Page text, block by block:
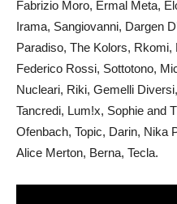
Fabrizio Moro, Ermal Meta,
Irama, Sangiovanni, Dargen
Paradiso, The Kolors, Rkomi,
Federico Rossi, Sottotono,
Nucleari, Riki, Gemelli
Tancredi, Lum!x, Sophie and
Ofenbach, Topic, Darin, Nika
Alice Merton, Berna, Tecla.